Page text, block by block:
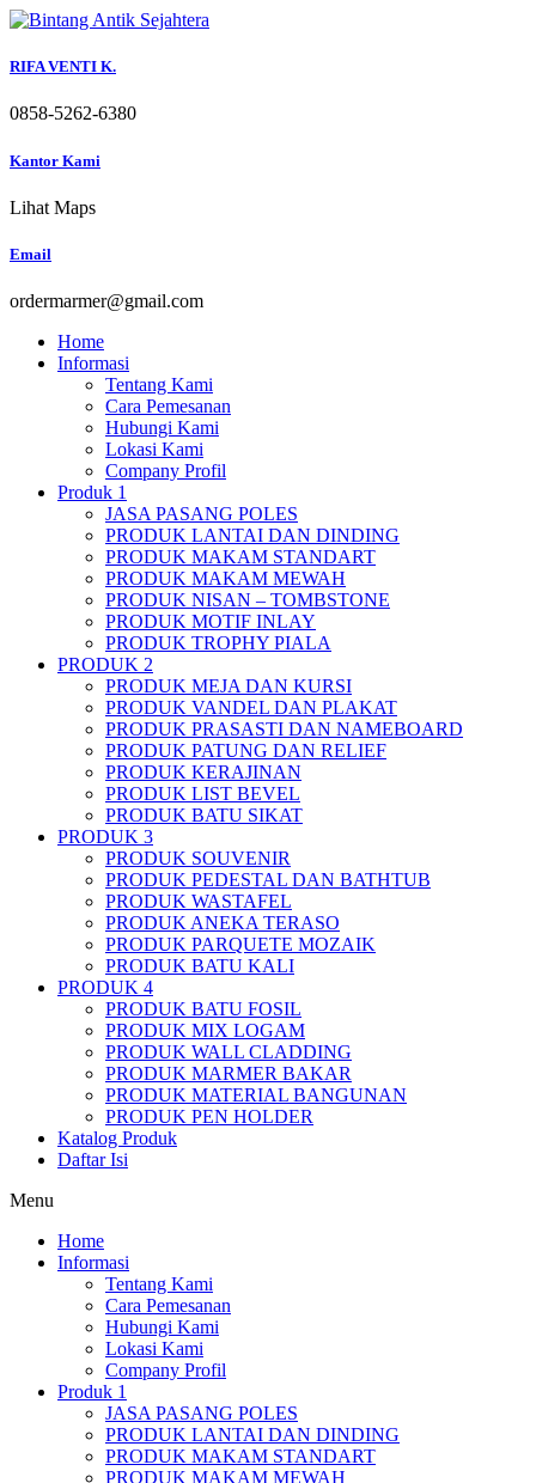
Skip
content
RIFA VENTI K.
0858-5262-6380
Kantor Kami
Lihat Maps
Email
ordermarmer@gmail.com
Home
Informasi
Tentang Kami
Cara Pemesanan
Hubungi Kami
Lokasi Kami
Company Profil
Produk 1
JASA PASANG POLES
PRODUK LANTAI DAN DINDING
PRODUK MAKAM STANDART
PRODUK MAKAM MEWAH
PRODUK NISAN – TOMBSTONE
PRODUK MOTIF INLAY
PRODUK TROPHY PIALA
PRODUK 2
PRODUK MEJA DAN KURSI
PRODUK VANDEL DAN PLAKAT
PRODUK PRASASTI DAN NAMEBOARD
PRODUK PATUNG DAN RELIEF
PRODUK KERAJINAN
PRODUK LIST BEVEL
PRODUK BATU SIKAT
PRODUK 3
PRODUK SOUVENIR
PRODUK PEDESTAL DAN BATHTUB
PRODUK WASTAFEL
PRODUK ANEKA TERASO
PRODUK PARQUETE MOZAIK
PRODUK BATU KALI
PRODUK 4
PRODUK BATU FOSIL
PRODUK MIX LOGAM
PRODUK WALL CLADDING
PRODUK MARMER BAKAR
PRODUK MATERIAL BANGUNAN
PRODUK PEN HOLDER
Katalog Produk
Daftar Isi
Menu
Home
Informasi
Tentang Kami
Cara Pemesanan
Hubungi Kami
Lokasi Kami
Company Profil
Produk 1
JASA PASANG POLES
PRODUK LANTAI DAN DINDING
PRODUK MAKAM STANDART
PRODUK MAKAM MEWAH